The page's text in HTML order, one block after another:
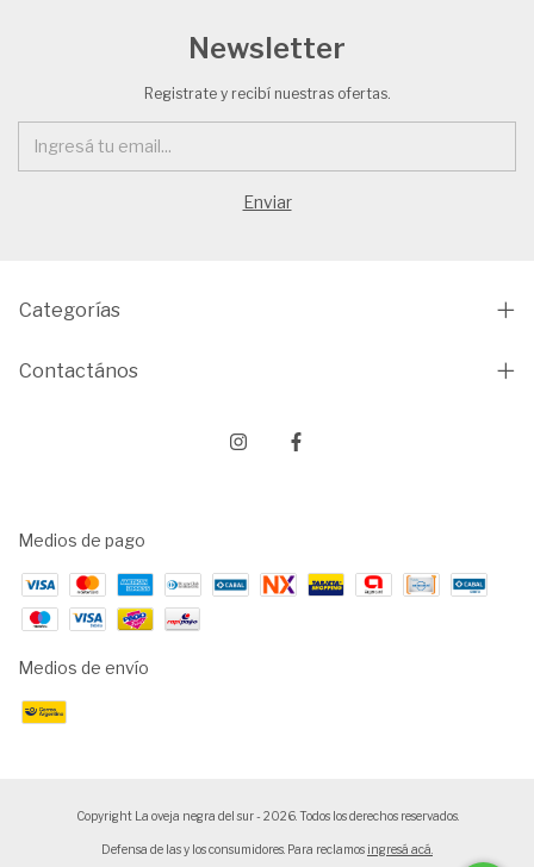
Newsletter
Registrate y recibí nuestras ofertas.
Categorías
Contactános
Medios de pago
Medios de envío
Copyright La oveja negra del sur - 2026. Todos los derechos reservados.
Defensa de las y los consumidores. Para reclamos ingresá acá.